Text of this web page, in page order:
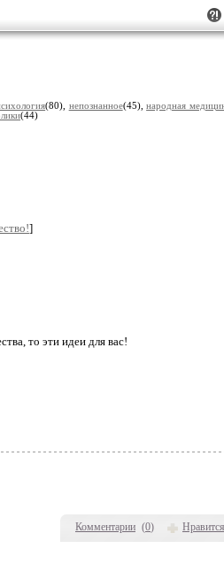
(80), непознанное(45),народная
(44)
Комментарии (0) Нравится
]
то эти идеи для вас!